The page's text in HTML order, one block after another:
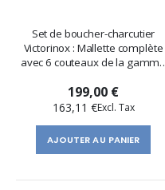
Set de boucher-charcutier
Victorinox : Mallette complète
avec 6 couteaux de la gamme
199,00 €
163,11 €
AJOUTER AU PANIER